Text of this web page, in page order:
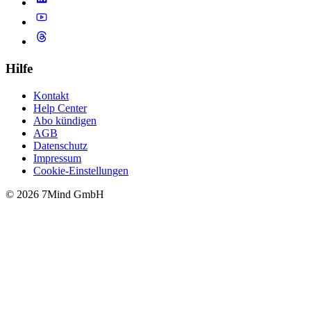
Hilfe
Kontakt
Help Center
Abo kündigen
AGB
Datenschutz
Impressum
Cookie-Einstellungen
© 2026 7Mind GmbH